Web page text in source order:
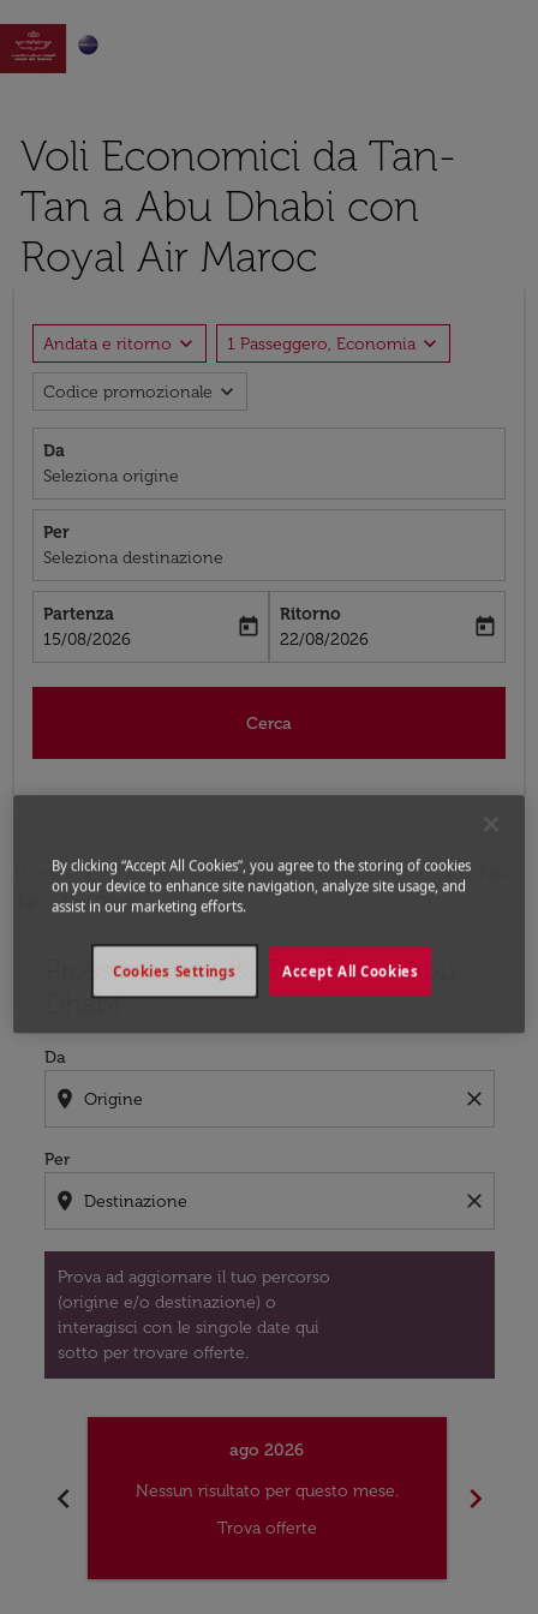

Voli Economici da Tan-
Tan a Abu Dhabi con
Royal Air Maroc
Andata e ritorno expand_more 1 Passeggero, Economia expand_more
Codice promozionale expand_more
Da
Seleziona origine
Per
Seleziona destinazione
Partenza
fc-booking-departure-date-aria-label
15/08/2026
today
Ritorno
fc-booking-return-date-aria-label
22/08/2026
today
Cerca
Home Voli Voli per Emirati Arabi Uniti
Voli Tan-
Tan - Abu Dhabi
Prossimo voli da Tan-Tan a Abu
Dhabi
Da
location_on close
Per
location_on close
Prova ad aggiornare il tuo percorso
(origine e/o destinazione) o
interagisci con le singole date qui
sotto per trovare offerte.
Prova ad aggiornare il tuo percorso (origine e/o
chevron_left
ago 2026
Nessun risultato per questo mese.
Trova offerte
chevron_right
By clicking “Accept All Cookies”, you agree to the storing of cookies
on your device to enhance site navigation, analyze site usage, and
assist in our marketing efforts.
Accept All Cookies
Cookies Settings